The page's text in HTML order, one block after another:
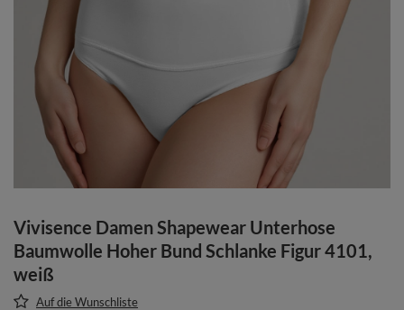
Vivisence Damen Shapewear Unterhose
Baumwolle Hoher Bund Schlanke Figur 4101,
weiß
Auf die Wunschliste